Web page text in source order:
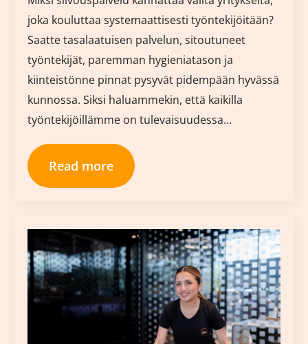
joka kouluttaa systemaattisesti työntekijöitään?
Saatte tasalaatuisen palvelun, sitoutuneet
työntekijät, paremman hygieniatason ja
kiinteistönne pinnat pysyvät pidempään hyvässä
kunnossa. Siksi haluammekin, että kaikilla
työntekijöillämme on tulevaisuudessa…
Read more